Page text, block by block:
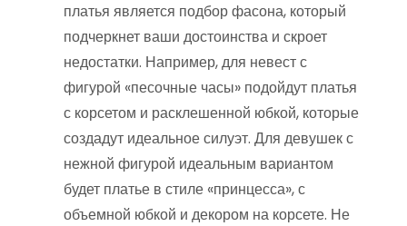
платья является подбор фасона, который
подчеркнет ваши достоинства и скроет
недостатки. Например, для невест с
фигурой «песочные часы» подойдут платья
с корсетом и расклешенной юбкой, которые
создадут идеальное силуэт. Для девушек с
нежной фигурой идеальным вариантом
будет платье в стиле «принцесса», с
объемной юбкой и декором на корсете. Не